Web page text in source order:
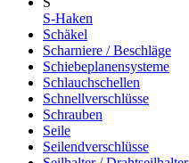
S-Haken
Schäkel
Scharniere / Beschläge
Schiebeplanensysteme
Schlauchschellen
Schnellverschlüsse
Schrauben
Seile
Seilendverschlüsse